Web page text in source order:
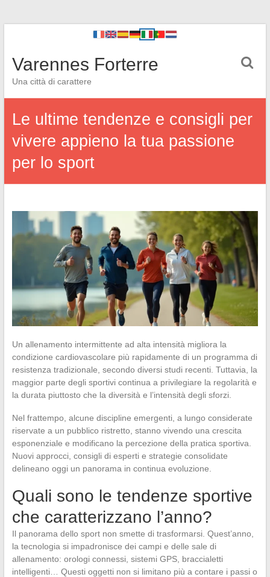
Varennes Forterre
Una città di carattere
Le ultime tendenze e consigli per
vivere appieno la tua passione
per lo sport
Un allenamento intermittente ad alta intensità migliora la
condizione cardiovascolare più rapidamente di un programma di
resistenza tradizionale, secondo diversi studi recenti. Tuttavia, la
maggior parte degli sportivi continua a privilegiare la regolarità e
la durata piuttosto che la diversità e l’intensità degli sforzi.
Nel frattempo, alcune discipline emergenti, a lungo considerate
riservate a un pubblico ristretto, stanno vivendo una crescita
esponenziale e modificano la percezione della pratica sportiva.
Nuovi approcci, consigli di esperti e strategie consolidate
delineano oggi un panorama in continua evoluzione.
Quali sono le tendenze sportive
che caratterizzano l’anno?
Il panorama dello sport non smette di trasformarsi. Quest’anno,
la tecnologia si impadronisce dei campi e delle sale di
allenamento: orologi connessi, sistemi GPS, braccialetti
intelligenti… Questi oggetti non si limitano più a contare i passi o